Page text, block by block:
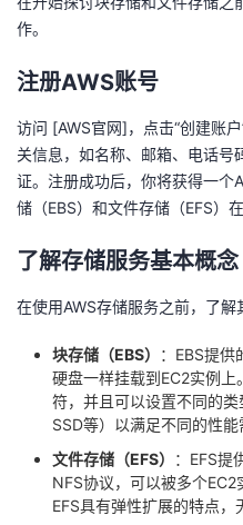
坛
圈
子
的
直
播
我
的
活
我
的
我
的
开
发
学
我
的
Programs
我
的
持
我
作。
注册AWS账号
访问 [AWS官网]，点击“创建账
关信息，如名称、邮箱、电话号
证。注册成功后，你将获得一个
储（EBS）和文件存储（EFS）
了解存储服务基本概念
在使用AWS存储服务之前，了解
块存储（EBS）
：EBS提供
硬盘一样挂载到EC2实例上
符，并且可以设置不同的
SSD等）以满足不同的性能
文件存储（EFS）
：EFS提
NFS协议，可以被多个EC2
EFS具有弹性扩展的特点，